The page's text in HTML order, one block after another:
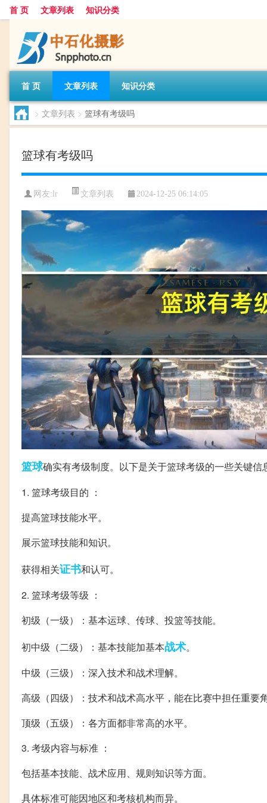
首 页 文章列表 知识分类
首 页 文章列表 知识分类
> 文章列表 > 篮球有考级吗
篮球有考级吗
网友: lr 文章列表 2024-12-25 06:14:05
篮球确实有考级制度。以下是关于篮球考级的一些关键信
1. 篮球考级目的 ：
提高篮球技能水平。
展示篮球技能和知识。
获得相关证书和认可。
2. 篮球考级等级 ：
初级（一级）：基本运球、传球、投篮等技能。
初中级（二级）：基本技能加基本战术。
中级（三级）：深入技术和战术理解。
高级（四级）：技术和战术高水平，能在比赛中担任重要
顶级（五级）：各方面都非常高的水平。
3. 考级内容与标准 ：
包括基本技能、战术应用、规则知识等方面。
具体标准可能因地区和考核机构而异。